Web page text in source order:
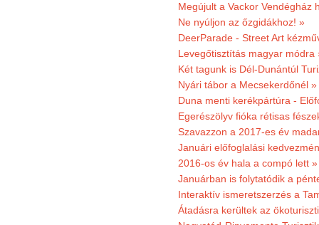
Megújult a Vackor Vendégház
Ne nyúljon az őzgidákhoz! »
DeerParade - Street Art
Levegőtisztítás magyar módra
Két tagunk is Dél-Dunántúl
Nyári tábor a Mecsekerdőnél »
Duna menti kerékpártúra -
Egerészölyv fióka rétisas
Szavazzon a 2017-es év
Januári előfoglalási
2016-os év hala a compó lett »
Januárban is folytatódik a
Interaktív ismeretszerzés a
Átadásra kerültek az